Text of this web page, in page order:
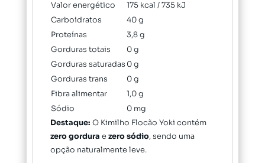
Valor energético
175 kcal / 735 kJ
Carboidratos
40 g
Proteínas
3,8 g
Gorduras totais
0 g
Gorduras saturadas 0 g
Gorduras trans
0 g
Fibra alimentar
1,0 g
Sódio
0 mg
Destaque: O Kimilho Flocão Yoki contém
zero gordura ezero sódio, sendo uma
opção naturalmente leve.